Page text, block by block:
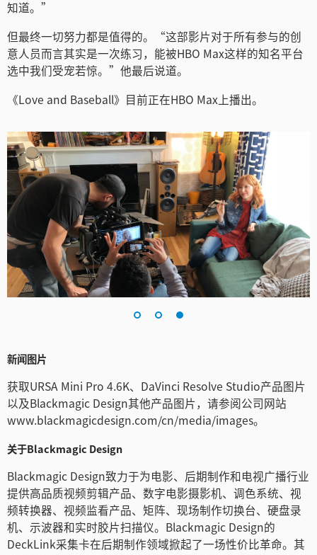
知道。”
但最终一切努力都是值得的。“这部影片对于所有参与的创
意人员而言其实是一次练习，能被HBO Max这样的知名平台
选中我们受宠若惊。”他最后说道。
《Love and Baseball》目前正在HBO Max上播出。
新闻图片
获取URSA Mini Pro 4.6K、DaVinci Resolve Studio产品图片
以及Blackmagic Design其他产品图片，请参阅公司网站
www.blackmagicdesign.com/cn/media/images。
关于Blackmagic Design
Blackmagic Design致力于为电影、后期制作和电视广播行业
提供高品质视频剪辑产品、数字电影摄影机、调色系统、视
频转换器、视频监看产品、矩阵、现场制作切换台、硬盘录
机、示波器和实时胶片扫描仪。Blackmagic Design的
DeckLink采集卡在后期制作领域掀起了一场性价比革命。其